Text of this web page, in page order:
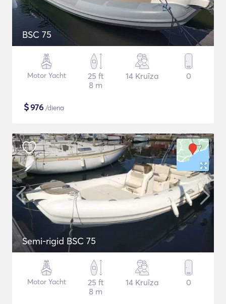
BSC 75
Motor Yacht
25 ft
8 m
14 Kruīza 0
$976 /diena
Semi-rigid BSC 75
Motor Yacht
25 ft
8 m
14 Kruīza 0